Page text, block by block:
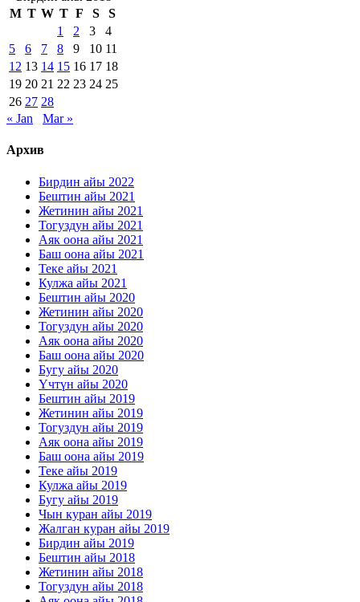
M T W T F S
S
1
2 3
4
5
6 7 8 9 10 11
12 13 14 15 16 17 18
19 20 21 22 23 24 25
26 27 28
« Jan
Mar »
Архив
Бирдин айы 2022
Бештин айы 2021
Жетинин айы 2021
Тогуздун айы 2021
Аяк оона айы 2021
Баш оона айы 2021
Теке айы 2021
Кулжа айы 2021
Бештин айы 2020
Жетинин айы 2020
Тогуздун айы 2020
Аяк оона айы 2020
Баш оона айы 2020
Бугу айы 2020
Үчтүн айы 2020
Бештин айы 2019
Жетинин айы 2019
Тогуздун айы 2019
Аяк оона айы 2019
Баш оона айы 2019
Теке айы 2019
Кулжа айы 2019
Бугу айы 2019
Чын куран айы 2019
Жалган куран айы 2019
Бирдин айы 2019
Бештин айы 2018
Жетинин айы 2018
Тогуздун айы 2018